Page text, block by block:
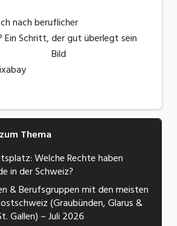
nach beruflicher
Schritt, der gut überlegt sein
Bild
Thema
Welche Rechte haben
in der Schweiz?
& Berufsgruppen mit den meisten
(Graubünden, Glarus &
Gallen) – Juli 2026